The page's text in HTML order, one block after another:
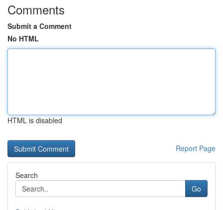
Comments
Submit a Comment
No HTML
HTML is disabled
Report Page
Search
Go